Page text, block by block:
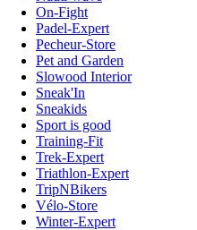
On-Fight
Padel-Expert
Pecheur-Store
Pet and Garden
Slowood Interior
Sneak'In
Sneakids
Sport is good
Training-Fit
Trek-Expert
Triathlon-Expert
TripNBikers
Vélo-Store
Winter-Expert